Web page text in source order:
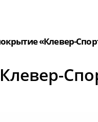
«Клевер-